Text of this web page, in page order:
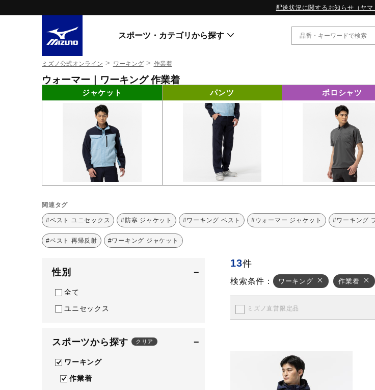
配送状況に関するお知らせ（ヤマ
スポーツ・カテゴリから探す
スニーカー
ライフスタイルウエア
サッカー／フットサル
トレーニング
ゴルフ
スイム
バレーボール
テニス／ソフトテニス
陸上競技
卓球
ソフトボール
スニーカー
その他シリーズ
マーガレット・ハウエル｜特集
スニーカー商品をすべて見る
ミズノ公式オンライン > ワーキング > 作業着
ウォーマー｜ワーキング 作業着
ジャケット パンツ ポロシャツ
関連タグ
#ベスト ユニセックス #防寒 ジャケット #ワーキング ベスト #ウォーマー ジャケット #ワーキング
#ベスト 再帰反射 #ワーキング ジャケット
性別 −
全て
ユニセックス
スポーツから探す クリア −
ワーキング
作業着
13件
検索条件： ワーキング 作業着
ミズノ直営限定品